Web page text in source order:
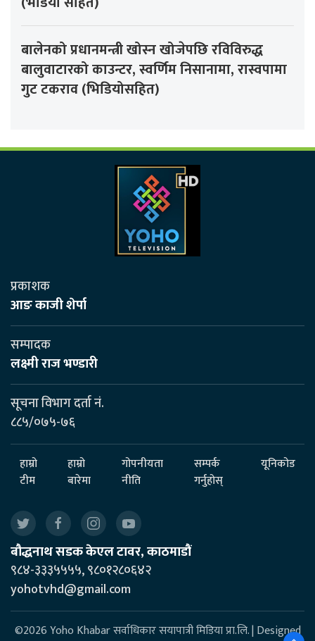
बालेनको प्रधानमन्त्री खोस्न खोजेपछि रविविरुद्ध
बालुवाटारको काउन्टर, स्वर्णिम निसानामा, रास्वपामा
गुट टकराव (भिडियोसहित)
प्रकाशक
आङ काजी शेर्पा
सम्पादक
लक्ष्मी राज भण्डारी
सूचना विभाग दर्ता नं.
८८५/०७५-७६
हाम्रो
टीम
हाम्रो
बारेमा
गोपनीयता
नीति
सम्पर्क
गर्नुहोस्
यूनिकोड
बौद्धनाथ सडक केएल टावर, काठमाडौं
९८४-३३३५५५५, ९८०१२८०६४२
yohotvhd@gmail.com
©2026 Yoho Khabar सर्वाधिकार सयापात्री मिडिया प्रा.लि. | Designed